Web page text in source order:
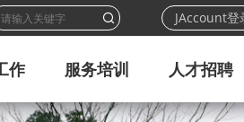
JAccount登
作 服务培训 人才招聘